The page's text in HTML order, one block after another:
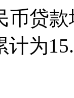
币贷
为